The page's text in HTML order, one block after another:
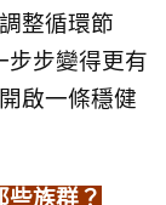
整循環節
步步變得更有
啟一條穩健
族群？